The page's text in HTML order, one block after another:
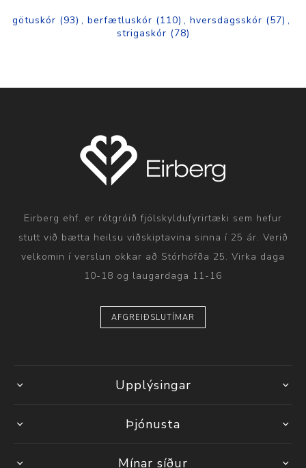
götuskór (93) , berfætluskór (110) , hversdagsskór (57) ,
strigaskór (78)
Eirberg ehf. er rótgróið fjölskyldufyrirtæki sem hefur
stutt við bætta heilsu viðskiptavina sinna í 25 ár. Verið
velkomin í verslun okkar að Stórhöfða 25. Virka daga
10-18 og laugardaga 11-16
AFGREIÐSLUTÍMAR
Upplýsingar
Þjónusta
Mínar síður